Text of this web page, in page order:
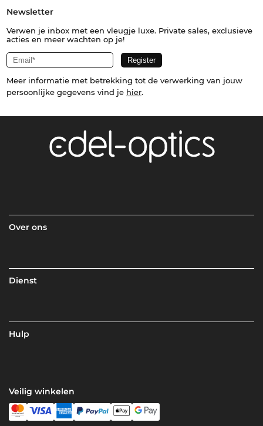
Newsletter
Verwen je inbox met een vleugje luxe. Private sales, exclusieve
acties en meer wachten op je!
Meer informatie met betrekking tot de verwerking van jouw
persoonlijke gegevens vind je hier.
Over ons
Dienst
Hulp
Veilig winkelen